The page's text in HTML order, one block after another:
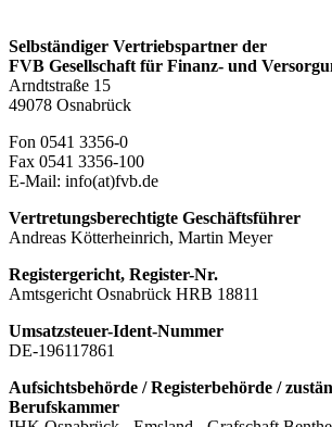
Selbständiger Vertriebspartner der
FVB Gesellschaft für Finanz- und
Arndtstraße 15
49078 Osnabrück
Fon 0541 3356-0
Fax 0541 3356-100
E-Mail: info(at)fvb.de
Vertretungsberechtigte Geschäftsführer
Andreas Kötterheinrich, Martin Meyer
Registergericht, Register-Nr.
Amtsgericht Osnabrück HRB 18811
Umsatzsteuer-Ident-Nummer
DE-196117861
Aufsichtsbehörde / Registerbehörde /
Berufskammer